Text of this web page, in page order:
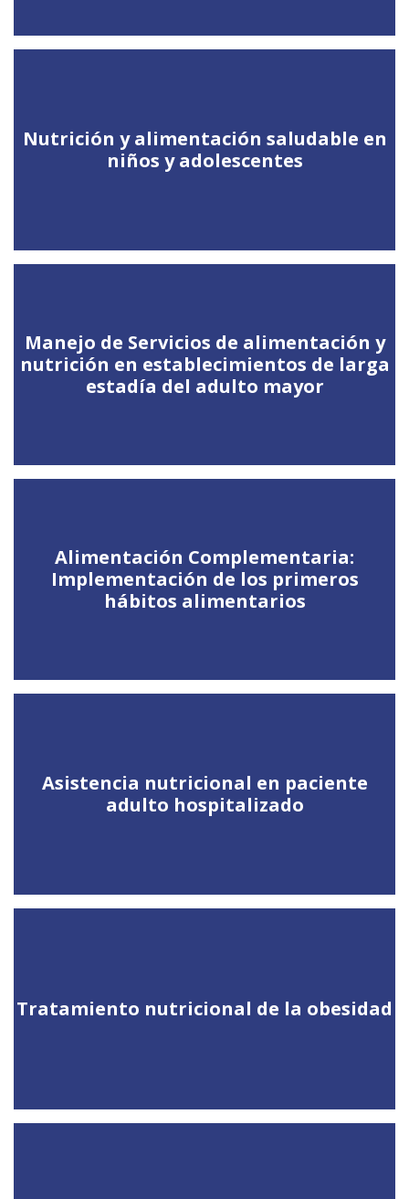
Nutrición y alimentación saludable en
niños y adolescentes
Manejo de Servicios de alimentación y
nutrición en establecimientos de larga
estadía del adulto mayor
Alimentación Complementaria:
Implementación de los primeros
hábitos alimentarios
Asistencia nutricional en paciente
adulto hospitalizado
Tratamiento nutricional de la obesidad